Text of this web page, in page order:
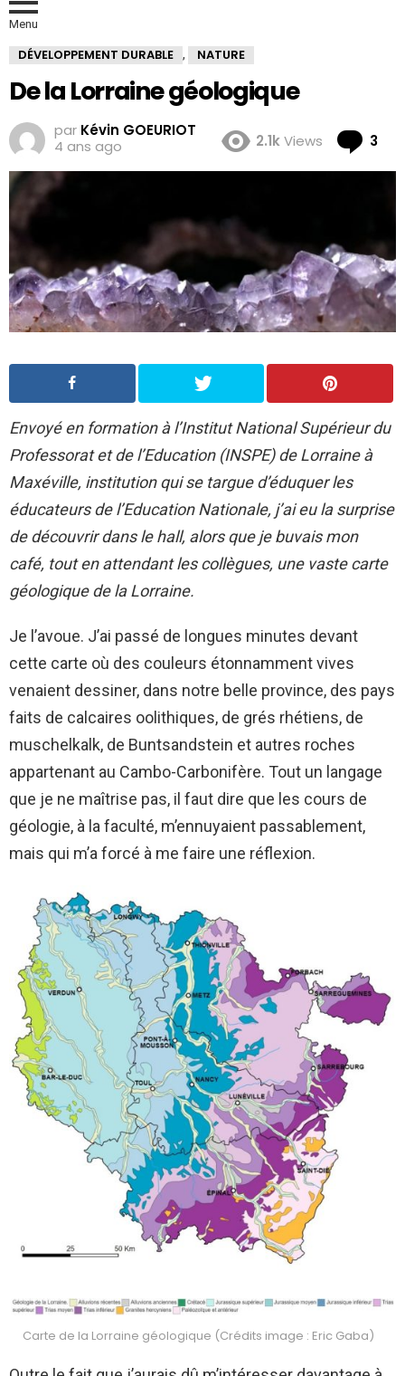
Menu
DÉVELOPPEMENT DURABLE , NATURE
De la Lorraine géologique
par Kévin GOEURIOT
4 ans ago
2.1kViews 3
Envoyé en formation à l’Institut National Supérieur du
Professorat et de l’Education (INSPE) de Lorraine à
Maxéville, institution qui se targue d’éduquer les
éducateurs de l’Education Nationale, j’ai eu la surprise
de découvrir dans le hall, alors que je buvais mon
café, tout en attendant les collègues, une vaste carte
géologique de la Lorraine.
Je l’avoue. J’ai passé de longues minutes devant
cette carte où des couleurs étonnamment vives
venaient dessiner, dans notre belle province, des pays
faits de calcaires oolithiques, de grés rhétiens, de
muschelkalk, de Buntsandstein et autres roches
appartenant au Cambo-Carbonifère. Tout un langage
que je ne maîtrise pas, il faut dire que les cours de
géologie, à la faculté, m’ennuyaient passablement,
mais qui m’a forcé à me faire une réflexion.
Carte de la Lorraine géologique (Crédits image : Eric Gaba)